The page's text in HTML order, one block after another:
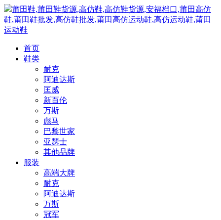
莆田鞋,莆田鞋货源,高仿鞋,高仿鞋货源,安福档口,莆田高仿
鞋,莆田鞋批发,高仿鞋批发,莆田高仿运动鞋,高仿运动鞋,莆田
运动鞋
首页
鞋类
耐克
阿迪达斯
匡威
新百伦
万斯
彪马
巴黎世家
亚瑟士
其他品牌
服装
高端大牌
耐克
阿迪达斯
万斯
冠军